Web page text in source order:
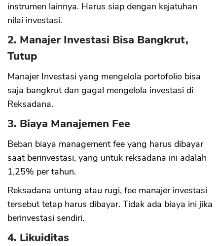
instrumen lainnya. Harus siap dengan kejatuhan
nilai investasi.
2. Manajer Investasi Bisa Bangkrut,
Tutup
Manajer Investasi yang mengelola portofolio bisa
saja bangkrut dan gagal mengelola investasi di
Reksadana.
3. Biaya Manajemen Fee
Beban biaya management fee yang harus dibayar
saat berinvestasi, yang untuk reksadana ini adalah
1,25% per tahun.
Reksadana untung atau rugi, fee manajer investasi
tersebut tetap harus dibayar. Tidak ada biaya ini jika
berinvestasi sendiri.
4. Likuiditas